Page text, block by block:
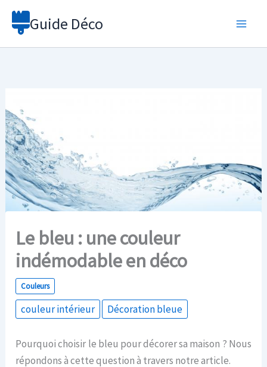
Aller
Guide Déco
Le bleu : une couleur
indémodable en déco
Couleurs
couleur intérieur Décoration bleue
Pourquoi choisir le bleu pour décorer sa maison ? Nous
répondons à cette question à travers notre article.